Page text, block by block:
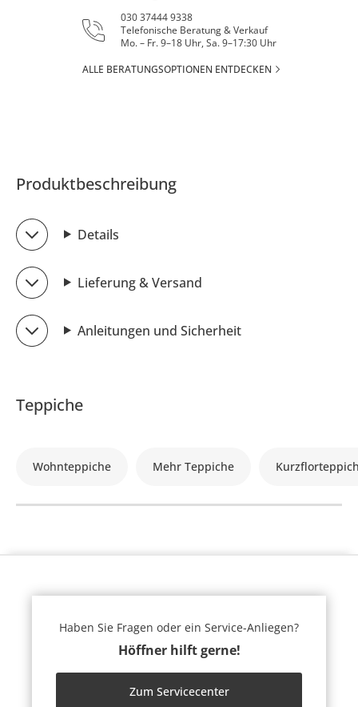
030 37444 9338
Telefonische Beratung & Verkauf
Mo. – Fr. 9–18 Uhr, Sa. 9–17:30 Uhr
ALLE BERATUNGSOPTIONEN ENTDECKEN
Produktbeschreibung
Details
Lieferung & Versand
Anleitungen und Sicherheit
Teppiche
Wohnteppiche Mehr Teppiche
Haben Sie Fragen oder ein Service-Anliegen?
Höffner hilft gerne!
Zum Servicecenter